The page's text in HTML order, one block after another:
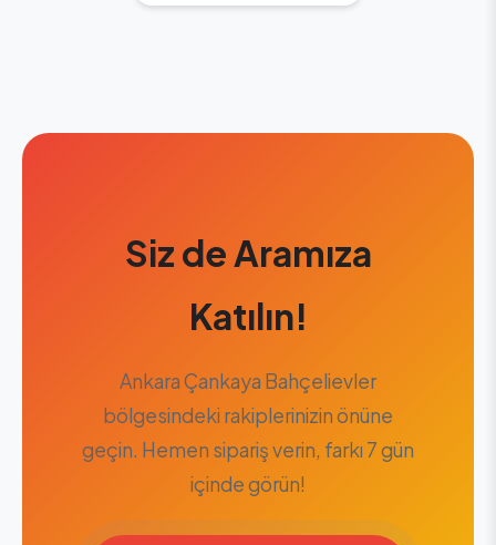
Siz de Aramıza
Katılın!
Ankara Çankaya Bahçelievler
bölgesindeki rakiplerinizin önüne
geçin. Hemen sipariş verin, farkı 7 gün
içinde görün!